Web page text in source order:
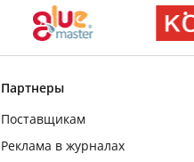
Партнеры
Поставщикам
Реклама в журналах